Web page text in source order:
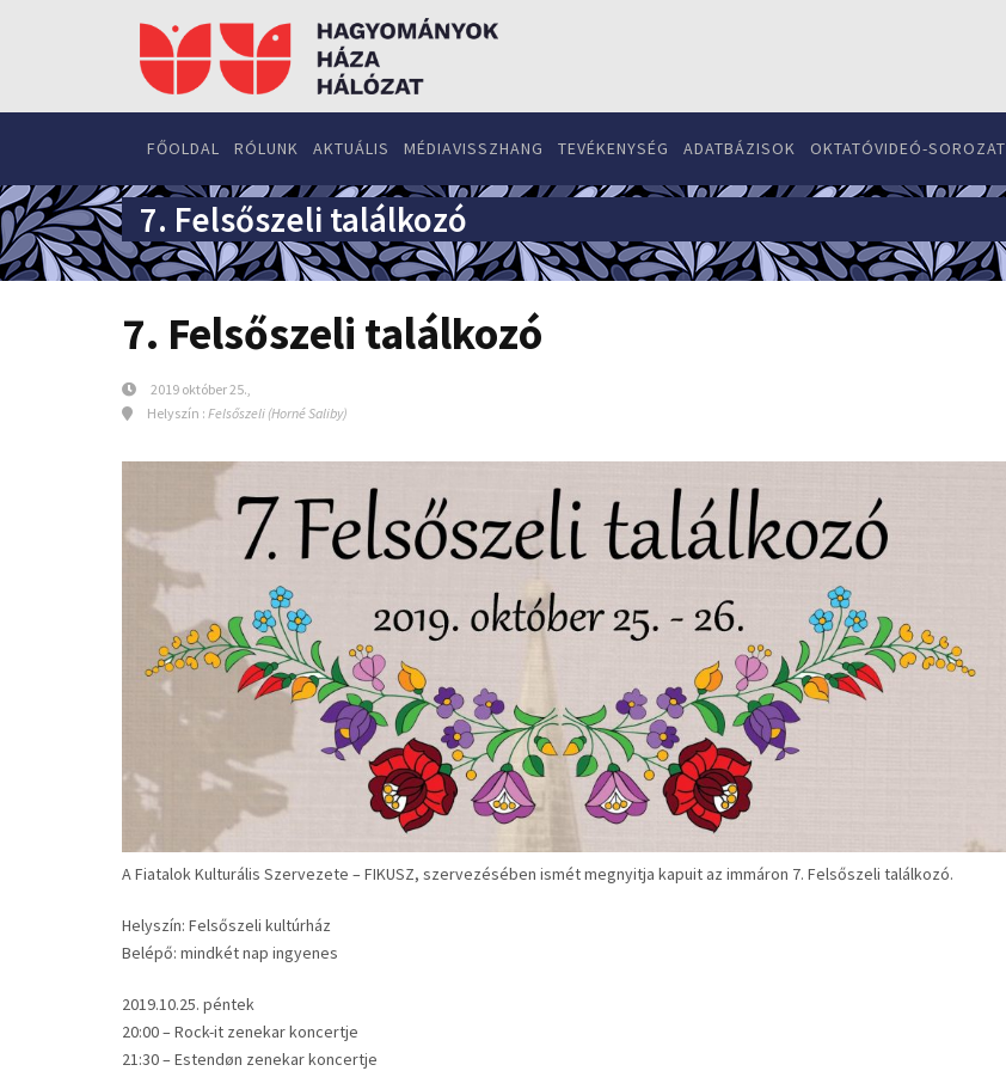
FŐOLDAL RÓLUNK AKTUÁLIS MÉDIAVISSZHANG TEVÉKENYSÉG ADATBÁZISOK OKTATÓVIDEÓ-SOROZAT
7. Felsőszeli találkozó
7. Felsőszeli találkozó
2019 október 25.,
Helyszín : Felsőszeli (Horné Saliby)
A Fiatalok Kulturális Szervezete – FIKUSZ, szervezésében ismét megnyitja kapuit az immáron 7. Felsőszeli találkozó.
Helyszín: Felsőszeli kultúrház
Belépő: mindkét nap ingyenes
2019.10.25. péntek
20:00 – Rock-it zenekar koncertje
21:30 – Estendøn zenekar koncertje